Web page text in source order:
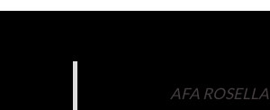
AFA ROSELLA